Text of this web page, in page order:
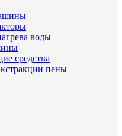
воды
средства
пены